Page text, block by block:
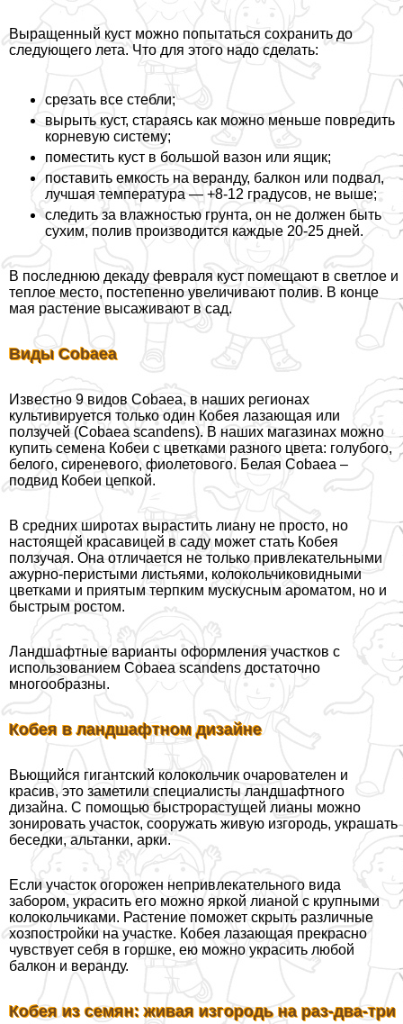
Выращенный куст можно попытаться сохранить до
следующего лета. Что для этого надо сделать:
срезать все стeбли;
вырыть куст, стараясь как можно меньше повредить
корневую систему;
поместить куст в большой вазон или ящик;
поставить емкость на веранду, балкон или подвал,
лучшая температура — +8-12 градусов, не выше;
следить за влажностью грунта, он не должен быть
сухим, полив производится каждые 20-25 дней.
В последнюю декаду февраля куст помещают в светлое и
теплое место, постепенно увеличивают полив. В конце
мая растение высаживают в сад.
Виды Cobaea
Известно 9 видов Cobaea, в наших регионах
культивируется только один Кобея лазающая или
ползучей (Cobaea scandens). В наших магазинах можно
купить семена Кобеи с цветками разного цвета: гoлyбого,
белого, сиреневого, фиолетового. Белая Cobaea –
подвид Кобеи цепкой.
В средних широтах вырастить лиану не просто, но
настоящей красавицей в саду может стать Кобея
ползучая. Она отличается не только привлекательными
ажурно-перистыми листьями, колокольчиковидными
цветками и приятым терпким мускусным ароматом, но и
быстрым ростом.
Ландшафтные варианты оформления участков с
использованием Cobaea scandens достаточно
многообразны.
Кобея в ландшафтном дизайне
Вьющийся гигантский колокольчик очарователен и
красив, это заметили специалисты ландшафтного
дизайна. С помощью быстрорастущей лианы можно
зонировать участок, сооружать живую изгородь, украшать
беседки, альтанки, арки.
Если участок огорожен непривлекательного вида
забором, украсить его можно яркой лианой с крупными
колокольчиками. Растение поможет скрыть различные
хозпостройки на участке. Кобея лазающая прекрасно
чувствует себя в горшке, ею можно украсить любой
балкон и веранду.
Кобея из семян: живая изгородь на раз-два-три